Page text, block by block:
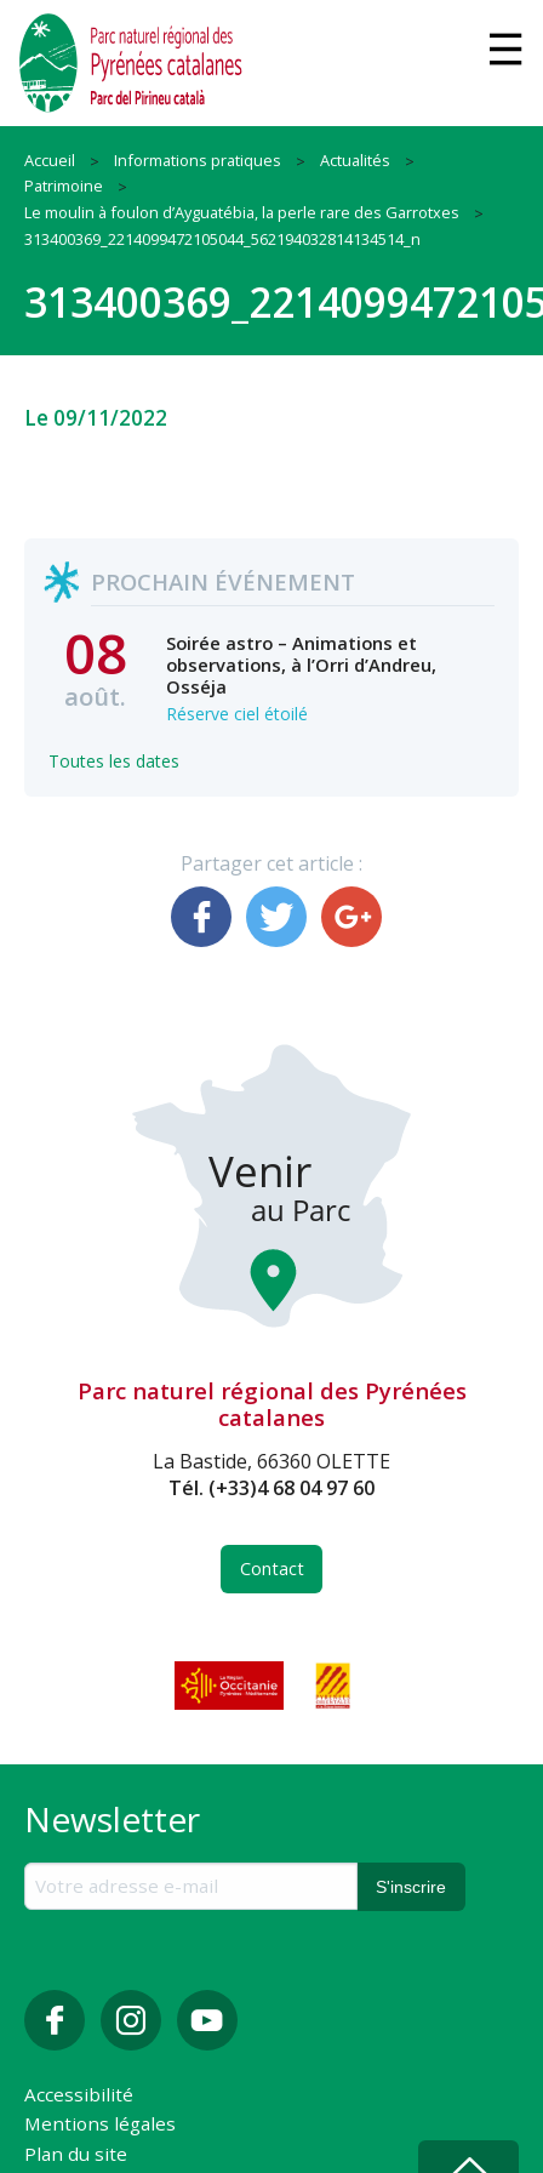
Accueil Informations pratiques
Actualités
Patrimoine
Le moulin à foulon d’Ayguatébia, la perle rare des Garrotxes
313400369_2214099472105044_562194032814134514_n
Le 09/11/2022
PROCHAIN ÉVÉNEMENT
08
août.
Soirée astro – Animations et
observations, à l’Orri d’Andreu,
Osséja
Réserve ciel étoilé
Toutes les dates
Partager cet article :
Parc naturel régional des Pyrénées
catalanes
La Bastide, 66360 OLETTE
Tél. (+33)4 68 04 97 60
Contact
Newsletter
Accessibilité
Mentions légales
Plan du site